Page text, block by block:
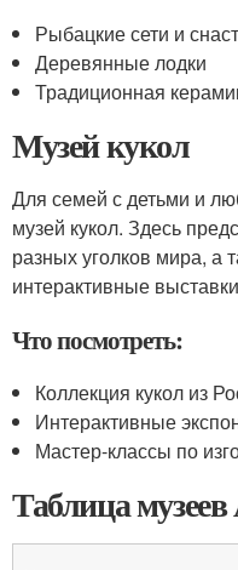
Рыбацкие сети и
Деревянные лодки
Традиционная
Музей кукол
Для семей с детьми и
музей кукол. Здесь
разных уголков мира, а
интерактивные
Что посмотреть:
Коллекция кукол из
Интерактивные
Мастер-классы по
Таблица